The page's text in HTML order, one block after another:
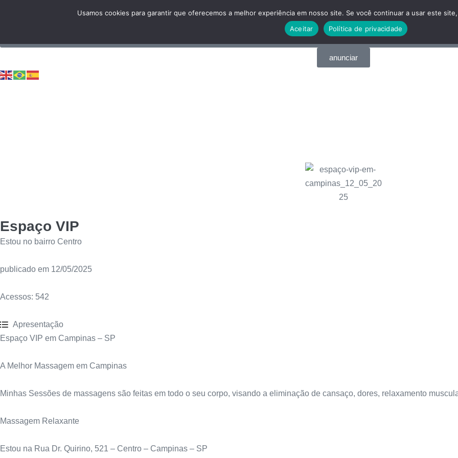
Qual cidade você procura......
anunciar
Espaço VIP
Estou no bairro Centro
publicado em 12/05/2025
Acessos: 542
Apresentação
Espaço VIP em Campinas – SP
A Melhor Massagem em Campinas
Minhas Sessões de massagens são feitas em todo o seu corpo, visando a eliminação de cansaço, dores, relaxamento
Massagem Relaxante
Estou na Rua Dr. Quirino, 521 – Centro – Campinas – SP
Usamos cookies para garantir que oferecemos a melhor experiência em nosso site. Se você continuar a usar este
Aceitar
Política de privacidade